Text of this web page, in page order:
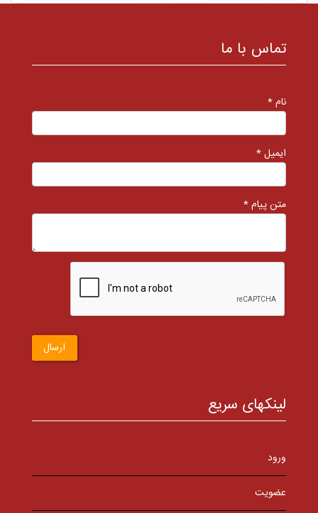
تماس با ما
نام *
ایمیل *
متن پیام *
ارسال
لینکهای سریع
ورود
عضویت